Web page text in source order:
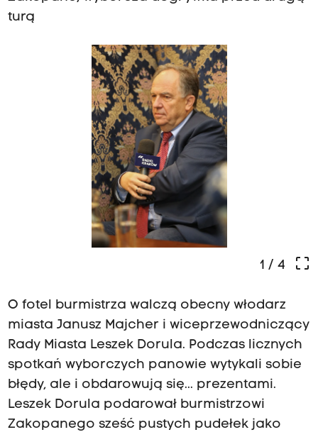
turą
crop_free
1 / 4
O fotel burmistrza walczą obecny włodarz
miasta Janusz Majcher i wiceprzewodniczący
Rady Miasta Leszek Dorula. Podczas licznych
spotkań wyborczych panowie wytykali sobie
błędy, ale i obdarowują się... prezentami.
Leszek Dorula podarował burmistrzowi
Zakopanego sześć pustych pudełek jako